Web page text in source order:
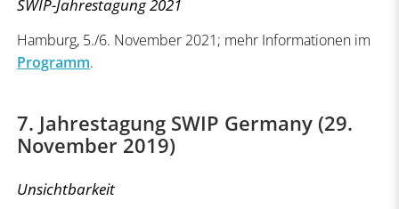
SWIP-Jahrestagung 2021
Hamburg, 5./6. November 2021; mehr Informationen im
Programm.
7. Jahrestagung SWIP Germany (29.
November 2019)
Unsichtbarkeit